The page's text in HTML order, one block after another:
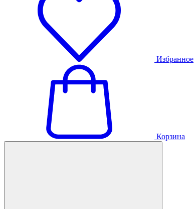
Избранное
Корзина